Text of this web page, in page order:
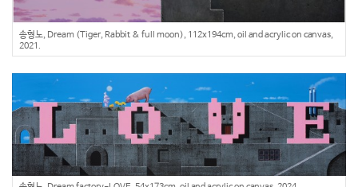
송형노, Dream (Tiger, Rabbit & full moon), 112x194cm, oil and acrylic on canvas,
2021.